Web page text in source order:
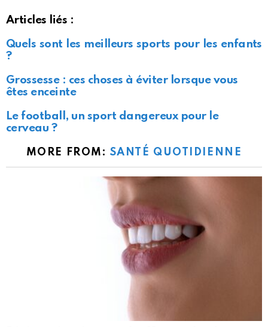
Articles liés :
Quels sont les meilleurs sports pour les enfants
?
Grossesse : ces choses à éviter lorsque vous
êtes enceinte
Le football, un sport dangereux pour le
cerveau ?
MORE FROM: SANTÉ QUOTIDIENNE